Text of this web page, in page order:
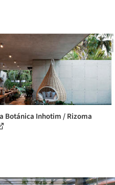
Botánica Inhotim / Rizoma